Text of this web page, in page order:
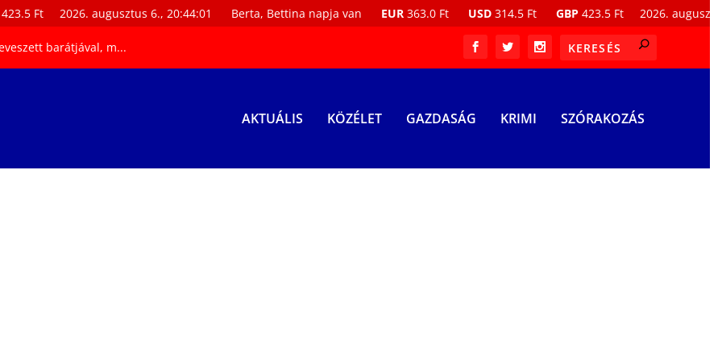
2026. augusztus 6., 20:44:02 Berta, Bettina napja van EUR 363.0 Ft USD 314.5 Ft GBP 423.5 Ft 2026. augusztus 6.,
barátjával, m...
AKTUÁLIS KÖZÉLET GAZDASÁG KRIMI SZÓRAKOZÁS